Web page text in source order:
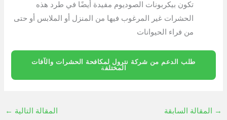
تكون بيكربونات الصوديوم مفيدة أيضًا في طرد هذه
الحشرات غير المرغوب فيها من المنزل أو الملابس أو حتى
من فراء الحيوانات
طلب الدعم من شركة نترول لمكافحة الحشرات والآفات
المختلفة
→ المقالة السابقة المقالة التالية ←